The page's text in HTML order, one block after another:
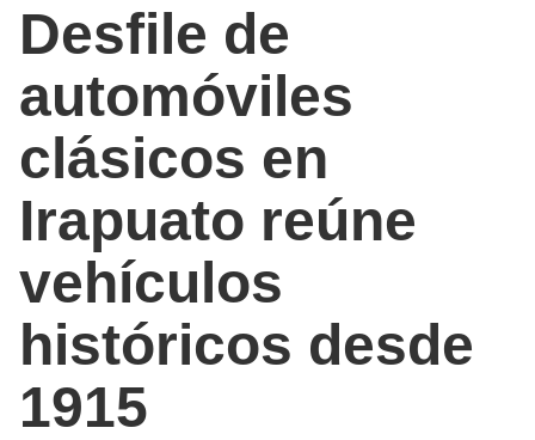
Desfile de
automóviles
clásicos en
Irapuato reúne
vehículos
históricos desde
1915